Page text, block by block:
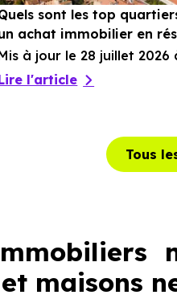
sont les top
achat immobilier en
à jour le 28 juillet 2026
l'article
Tous
maisons